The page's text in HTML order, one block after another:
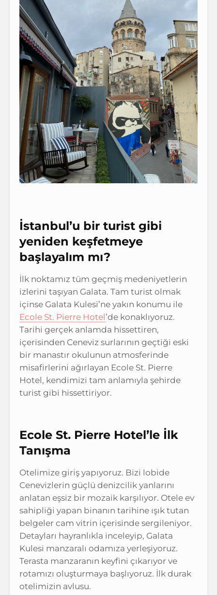
İstanbul’u bir turist gibi
yeniden keşfetmeye
başlayalım mı?
İlk noktamız tüm geçmiş medeniyetlerin
izlerini taşıyan Galata. Tam turist olmak
içinse Galata Kulesi’ne yakın konumu ile
Ecole St. Pierre Hotel’de konaklıyoruz.
Tarihi gerçek anlamda hissettiren,
içerisinden Ceneviz surlarının geçtiği eski
bir manastır okulunun atmosferinde
misafirlerini ağırlayan Ecole St. Pierre
Hotel, kendimizi tam anlamıyla şehirde
turist gibi hissettiriyor.
Ecole St. Pierre Hotel’le İlk
Tanışma
Otelimize giriş yapıyoruz. Bizi lobide
Cenevizlerin güçlü denizcilik yanlarını
anlatan eşsiz bir mozaik karşılıyor. Otele ev
sahipliği yapan binanın tarihine ışık tutan
belgeler cam vitrin içerisinde sergileniyor.
Detayları hayranlıkla inceleyip, Galata
Kulesi manzaralı odamıza yerleşiyoruz.
Terasta manzaranın keyfini çıkarıyor ve
rotamızı oluşturmaya başlıyoruz. İlk durak
otelimizin avlusu.